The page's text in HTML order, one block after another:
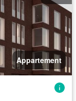
Appartement